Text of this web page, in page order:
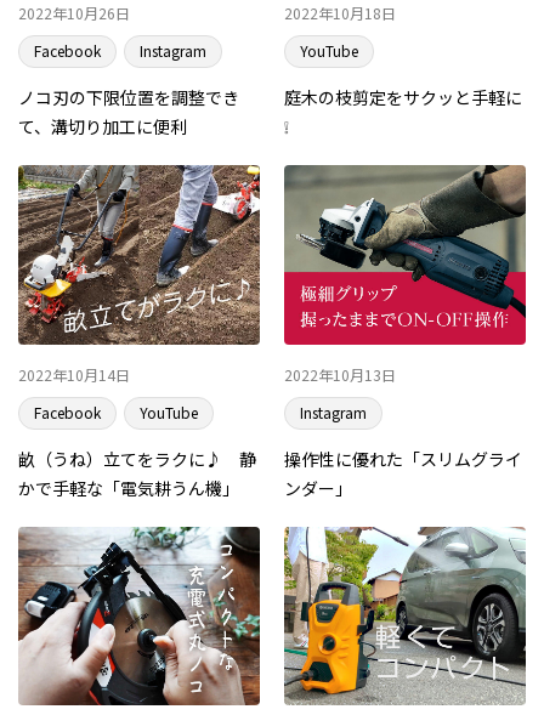
2022年10月26日
Facebook
Instagram
ノコ刃の下限位置を調整でき
て、溝切り加工に便利
2022年10月18日
YouTube
庭木の枝剪定をサクッと手軽に
❕
2022年10月14日
Facebook
YouTube
畝（うね）立てをラクに♪ 静
かで手軽な「電気耕うん機」
2022年10月13日
Instagram
操作性に優れた「スリムグライ
ンダー」